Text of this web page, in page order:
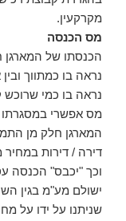
מקרקעין.
מס הכנסה
הכנסתו של
נראה בו כמתווך
נראה בו כמי שרוכש
מס אפשרי במסגרתו
המארגן חלק מן
דירה / דירות במחיר
וכך "יכבס" הכנסה
ישולם מע"מ בגין
שניתנו על ידו על